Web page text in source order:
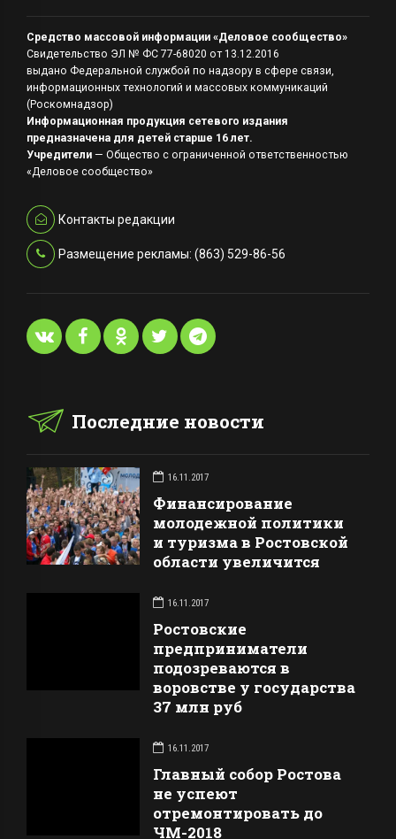
Средство массовой информации «Деловое сообщество»
Свидетельство ЭЛ № ФС 77-68020 от 13.12.2016
выдано Федеральной службой по надзору в сфере связи,
информационных технологий и массовых коммуникаций
(Роскомнадзор)
Информационная продукция сетевого издания
предназначена для детей старше 16 лет.
Учредители — Общество с ограниченной ответственностью
«Деловое сообщество»
Контакты редакции
Размещение рекламы: (863) 529-86-56
Последние новости
16.11.2017
Финансирование
молодежной политики
и туризма в Ростовской
области увеличится
16.11.2017
Ростовские
предприниматели
подозреваются в
воровстве у государства
37 млн руб
16.11.2017
Главный собор Ростова
не успеют
отремонтировать до
ЧМ-2018